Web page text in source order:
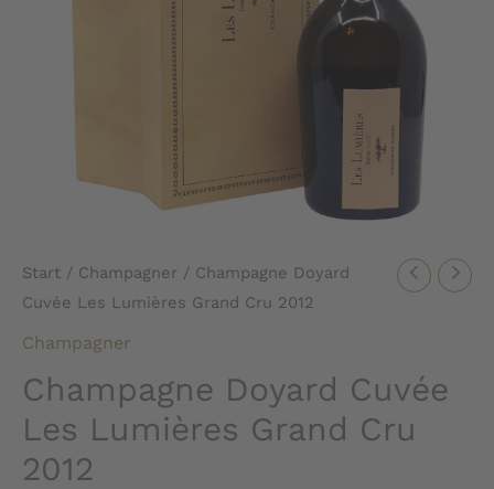
Start / Champagner / Champagne Doyard
Cuvée Les Lumières Grand Cru 2012
Champagner
Champagne Doyard Cuvée
Les Lumières Grand Cru
2012